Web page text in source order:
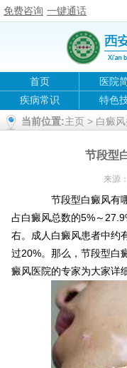
免费咨询 一键通话
首页 医院
疾病常识
特色
当前位置:主页 > 白癜
节段型
来源：
节段型白癜风有哪
占白癜风总数的5%～
右。成人白癜风患者中约
过20%。那么，节段型白
癜风医院的专家为大家详